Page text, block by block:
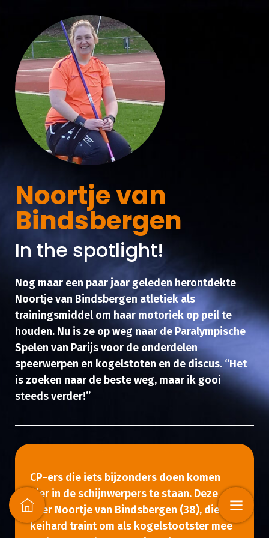
Noortje van
Bindsbergen
In the spotlight!
Nog maar een paar jaar geleden herontdekte
Noortje van Bindsbergen atletiek als
trainingsmiddel om haar motoriek op peil te
houden. Nu is ze op weg naar de Paralympische
Spelen van Parijs voor de onderdelen
speerwerpen en kogelstoten en de discus. “Het
is zoeken naar de beste weg, maar ik gooi
steeds verder!”
CP-ers die iets bijzonders doen komen
hier in de schijnwerpers te staan. Deze
keer Noortje van Bindsbergen (38), die
keihard traint om als kogelstootster mee